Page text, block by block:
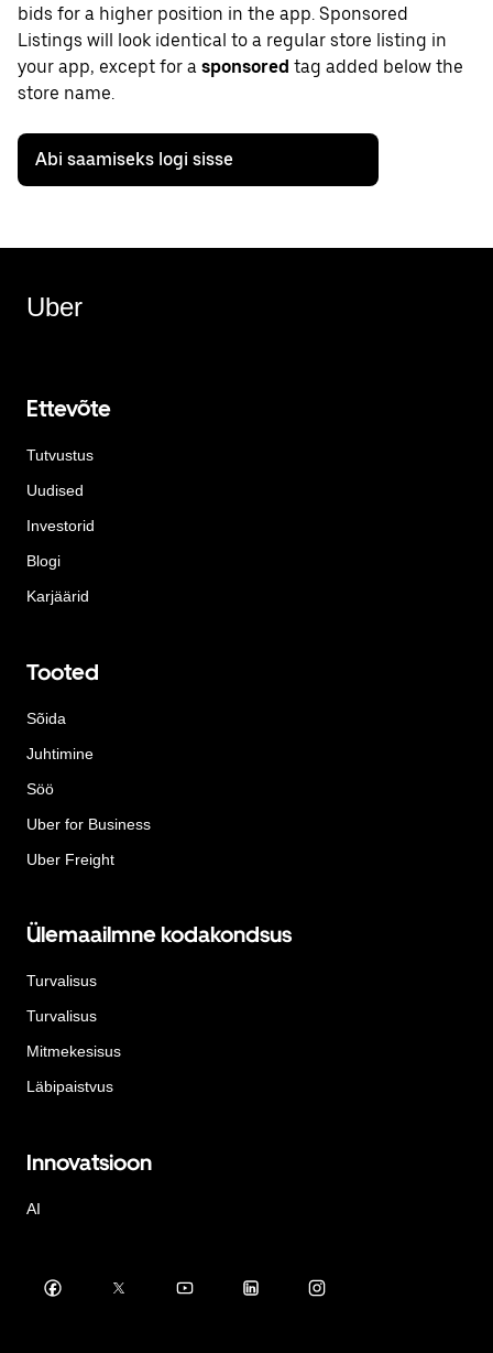
bids for a higher position in the app. Sponsored
Listings will look identical to a regular store listing in
your app, except for a sponsored tag added below the
store name.
Abi saamiseks logi sisse
Uber
Ettevõte
Tutvustus
Uudised
Investorid
Blogi
Karjäärid
Tooted
Sõida
Juhtimine
Söö
Uber for Business
Uber Freight
Ülemaailmne kodakondsus
Turvalisus
Turvalisus
Mitmekesisus
Läbipaistvus
Innovatsioon
AI